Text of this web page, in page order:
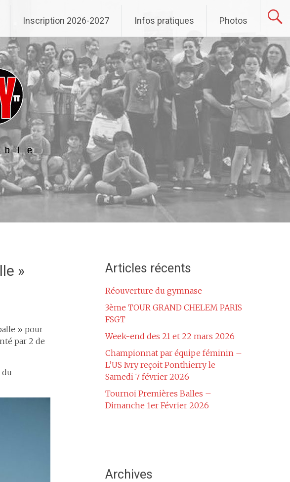
Inscription 2026-2027 Infos pratiques Photos
»
» pour
par 2 de
du
Articles récents
Réouverture du gymnase
3ème TOUR GRAND CHELEM PARIS
FSGT
Week-end des 21 et 22 mars 2026
Championnat par équipe féminin –
L’US Ivry reçoit Ponthierry le
Samedi 7 février 2026
Tournoi Premières Balles –
Dimanche 1er Février 2026
Archives